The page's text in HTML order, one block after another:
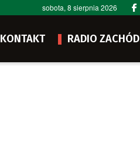
sobota, 8 sierpnia 2026
KONTAKT RADIO ZACHÓD